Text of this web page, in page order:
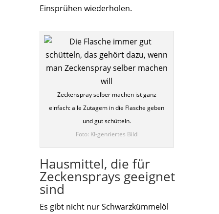
Einsprühen wiederholen.
Zeckenspray selber machen ist ganz
einfach: alle Zutagem in die Flasche geben
und gut schütteln.
Foto: KI-genriertes Bild
Hausmittel, die für
Zeckensprays geeignet
sind
Es gibt nicht nur Schwarzkümmelöl